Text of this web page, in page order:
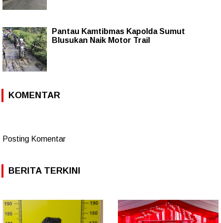
Pantau Kamtibmas Kapolda Sumut
Blusukan Naik Motor Trail
KOMENTAR
Posting Komentar
BERITA TERKINI